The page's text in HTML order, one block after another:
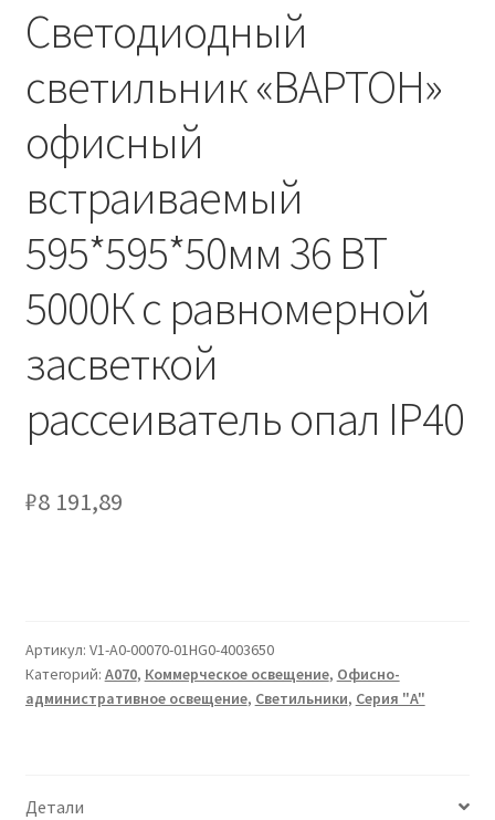
Обозначения стандартных установочных мест
кронштейнов «Opora Engineering»
Отправить заявку
Оформление заказа
Политика конфиденциальности
Сертификаты
Таблица выбора вводного щитка
Светодиодный
светильник «ВАРТОН»
офисный
встраиваемый
595*595*50мм 36 ВТ
5000К с равномерной
засветкой
рассеиватель опал IP40
₽8 191,89
Артикул: V1-A0-00070-01HG0-4003650
Категорий: A070, Коммерческое освещение, Офисно-
административное освещение, Светильники, Серия "A"
Детали